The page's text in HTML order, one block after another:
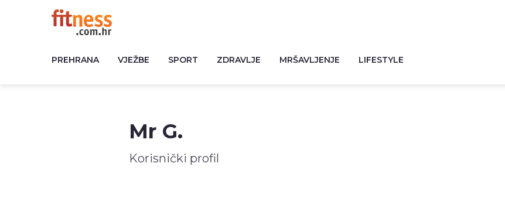
PREHRANA VJEŽBE SPORT ZDRAVLJE MRŠAVLJENJE LIFESTYLE
Mr G.
Korisnički profil